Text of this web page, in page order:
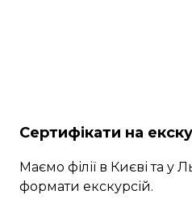
Сертифікати на
Маємо філії в Києві та у
формати екскурсій.